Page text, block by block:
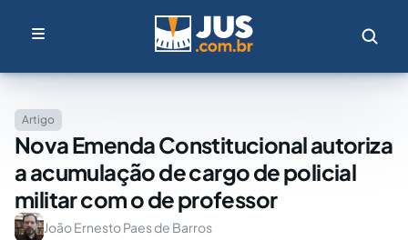
Artigo
Nova Emenda Constitucional autoriza
a acumulação de cargo de policial
militar com o de professor
João Ernesto Paes de Barros